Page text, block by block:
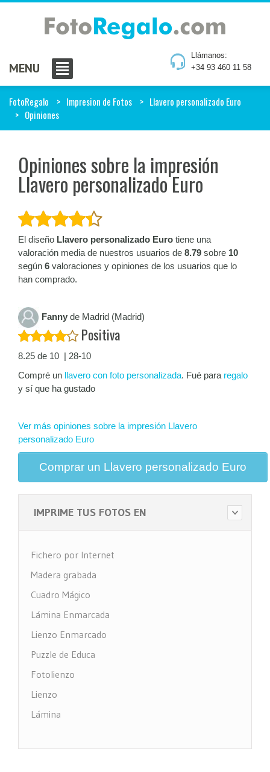
Llámanos:
+34 93 460 11 58
MENU
FotoRegalo Impresion de Fotos
Llavero personalizado Euro
Opiniones
Opiniones sobre la impresión
Llavero personalizado Euro
El diseño Llavero personalizado Euro tiene una
valoración media de nuestros usuarios de 8.79 sobre 10
según 6 valoraciones y opiniones de los usuarios que lo
han comprado.
Fanny de Madrid (Madrid)
Positiva
8.25 de 10 | 28-10
Compré un llavero con foto personalizada. Fué para regalo
y sí que ha gustado
Ver más opiniones sobre la impresión Llavero
personalizado Euro
Comprar un Llavero personalizado Euro
IMPRIME TUS FOTOS EN
Fichero por Internet
Madera grabada
Cuadro Mágico
Lámina Enmarcada
Lienzo Enmarcado
Puzzle de Educa
Fotolienzo
Lienzo
Lámina